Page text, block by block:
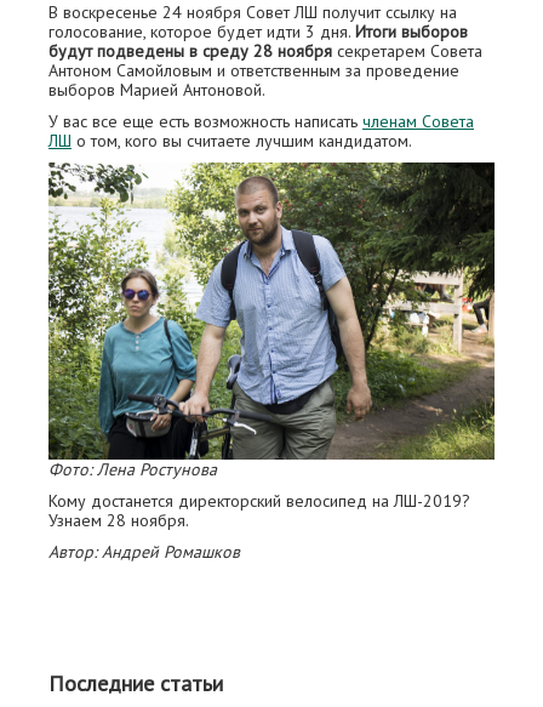
В воскресенье 24 ноября Совет ЛШ получит ссылку на
голосование, которое будет идти 3 дня. Итоги выборов
будут подведены в среду 28 ноября секретарем Совета
Антоном Самойловым и ответственным за проведение
выборов Марией Антоновой.
У вас все еще есть возможность написать членам Совета
ЛШ о том, кого вы считаете лучшим кандидатом.
Фото: Лена Ростунова
Кому достанется директорский велосипед на ЛШ-2019?
Узнаем 28 ноября.
Автор: Андрей Ромашков
Последние статьи